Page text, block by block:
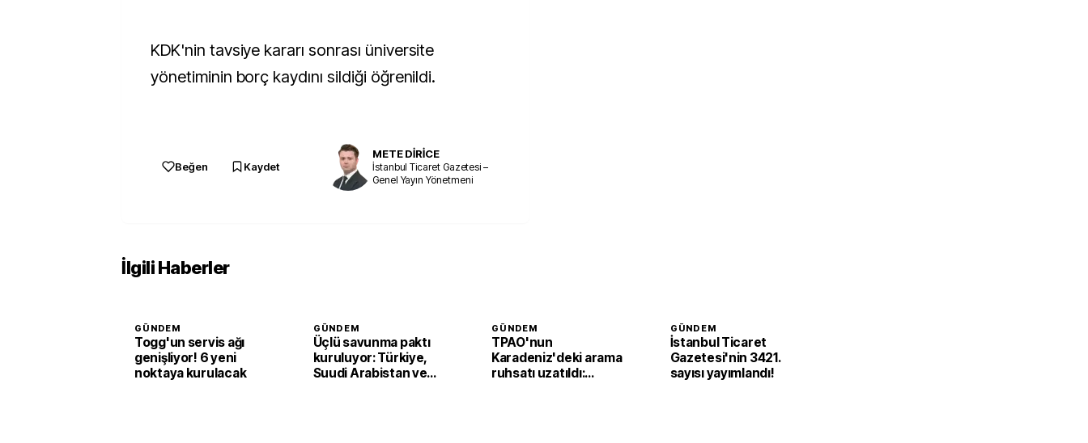
KDK'nin tavsiye kararı sonrası üniversite
yönetiminin borç kaydını sildiği öğrenildi.
Beğen Kaydet
METE DİRİCE
İstanbul Ticaret Gazetesi –
Genel Yayın Yönetmeni
İlgili Haberler
GÜNDEM
Togg'un servis ağı
genişliyor! 6 yeni
noktaya kurulacak
GÜNDEM
Üçlü savunma paktı
kuruluyor: Türkiye,
Suudi Arabistan ve
GÜNDEM
TPAO'nun
Karadeniz'deki arama
ruhsatı uzatıldı:
GÜNDEM
İstanbul Ticaret
Gazetesi'nin 3421.
sayısı yayımlandı!